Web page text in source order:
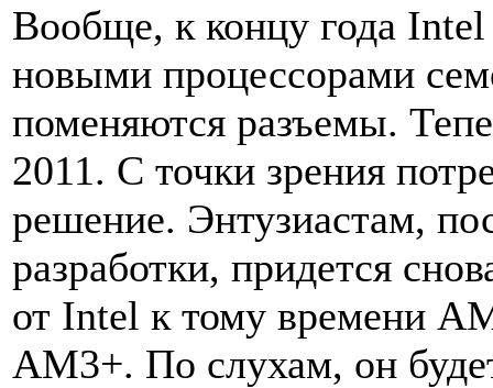
Вообще, к концу года
новыми процессорами
поменяются разъемы.
2011. С точки зрения
решение. Энтузиастам,
разработки, придется
от Intel к тому времени
AM3+. По слухам, он